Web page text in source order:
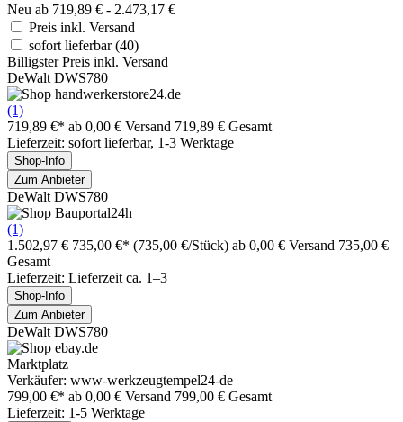
Neu ab 719,89 € - 2.473,17 €
Preis inkl. Versand
sofort lieferbar(40)
Billigster Preis inkl. Versand
DeWalt DWS780
(1)
719,89 €* ab 0,00 € Versand 719,89 € Gesamt
Lieferzeit: sofort lieferbar, 1-3 Werktage
Shop-Info
Zum Anbieter
DeWalt DWS780
(1)
1.502,97 € 735,00 €* (735,00 €/Stück) ab 0,00 € Versand 735,00 €
Gesamt
Lieferzeit: Lieferzeit ca. 1–3
Shop-Info
Zum Anbieter
DeWalt DWS780
Marktplatz
Verkäufer: www-werkzeugtempel24-de
799,00 €* ab 0,00 € Versand 799,00 € Gesamt
Lieferzeit: 1-5 Werktage